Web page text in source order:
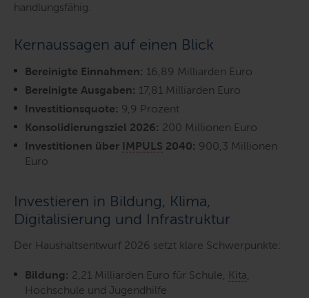
handlungsfähig.
Kernaussagen auf einen Blick
Bereinigte Einnahmen: 16,89 Milliarden Euro
Bereinigte Ausgaben: 17,81 Milliarden Euro
Investitionsquote: 9,9 Prozent
Konsolidierungsziel 2026: 200 Millionen Euro
Investitionen über IMPULS 2040: 900,3 Millionen
Euro
Investieren in Bildung, Klima,
Digitalisierung und Infrastruktur
Der Haushaltsentwurf 2026 setzt klare Schwerpunkte:
Bildung: 2,21 Milliarden Euro für Schule, Kita,
Hochschule und Jugendhilfe